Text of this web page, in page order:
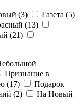
(3) Газета (5)
(13)
(21)
Признание в
(17)
Подарок
(2)
На Новый